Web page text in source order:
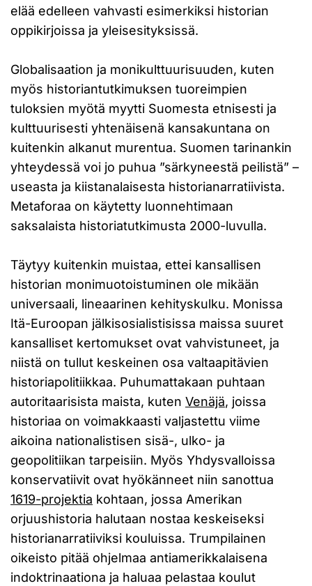
elää edelleen vahvasti esimerkiksi historian
oppikirjoissa ja yleisesityksissä.
Globalisaation ja monikulttuurisuuden, kuten
myös historiantutkimuksen tuoreimpien
tuloksien myötä myytti Suomesta etnisesti ja
kulttuurisesti yhtenäisenä kansakuntana on
kuitenkin alkanut murentua. Suomen tarinankin
yhteydessä voi jo puhua ”särkyneestä peilistä” –
useasta ja kiistanalaisesta historianarratiivista.
Metaforaa on käytetty luonnehtimaan
saksalaista historiatutkimusta 2000-luvulla.
Täytyy kuitenkin muistaa, ettei kansallisen
historian monimuotoistuminen ole mikään
universaali, lineaarinen kehityskulku. Monissa
Itä-Euroopan jälkisosialistisissa maissa suuret
kansalliset kertomukset ovat vahvistuneet, ja
niistä on tullut keskeinen osa valtaapitävien
historiapolitiikkaa. Puhumattakaan puhtaan
autoritaarisista maista, kuten Venäjä, joissa
historiaa on voimakkaasti valjastettu viime
aikoina nationalistisen sisä-, ulko- ja
geopolitiikan tarpeisiin. Myös Yhdysvalloissa
konservatiivit ovat hyökänneet niin sanottua
1619-projektia kohtaan, jossa Amerikan
orjuushistoria halutaan nostaa keskeiseksi
historianarratiiviksi kouluissa. Trumpilainen
oikeisto pitää ohjelmaa antiamerikkalaisena
indoktrinaationa ja haluaa pelastaa koulut